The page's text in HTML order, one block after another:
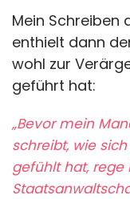
Mein
enthielt dann
wohl zur
geführt hat:
„Bevor mein
schreibt, wie
gefühlt hat, rege